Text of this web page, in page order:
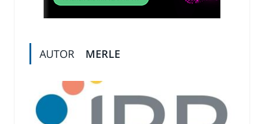
AUTOR MERLE